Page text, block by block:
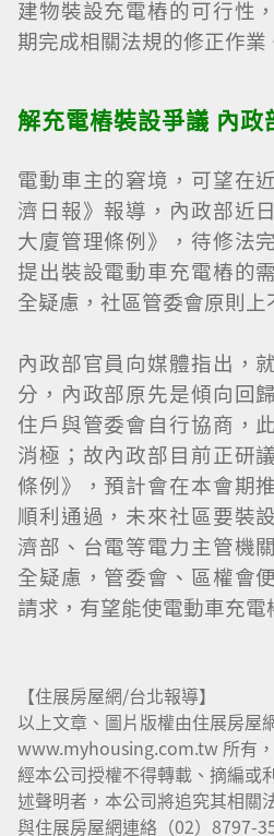
建物裝設充電樁的可行性
期完成相關法規的修正作業
解充電樁裝設爭議 內政
電動車主的窘境，可望在
濟日報》報導，內政部近
大廈管理條例》，待修法
提出裝設電動車充電樁的
全疑慮，社區管委會原則上
內政部官員向媒體指出，
分，內政部原先是傾向回
住戶與管委會自行協商，
消極；故內政部目前正研
條例》，預計會在本會期
順利通過，未來社區要裝
濟部、台電等電力主管機
全疑慮，管委會、區權會
請求，有望能使電動車充電
【住展房屋網/台北報導】
以上文章、圖片版權由住展房屋
www.myhousing.com.tw 所有
經本公司授權不得轉載、摘編或
述聲明者，本公司將追究其相關
與住展房屋網連絡（02）8797-